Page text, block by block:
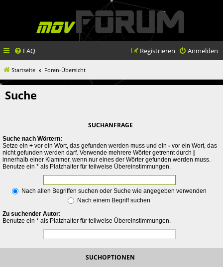
FAQ Anmelden
Registrieren
Startseite Foren-Übersicht
Suche
SUCHANFRAGE
Suche nach Wörtern:
Setze ein + vor ein Wort, das gefunden werden muss und ein - vor ein Wort, das
nicht gefunden werden darf. Verwende mehrere Wörter getrennt durch |
innerhalb einer Klammer, wenn nur eines der Wörter gefunden werden muss.
Benutze ein * als Platzhalter für teilweise Übereinstimmungen.
Nach allen Begriffen suchen oder Suche wie angegeben verwenden
Nach einem Begriff suchen
Zu suchender Autor:
Benutze ein * als Platzhalter für teilweise Übereinstimmungen.
SUCHOPTIONEN